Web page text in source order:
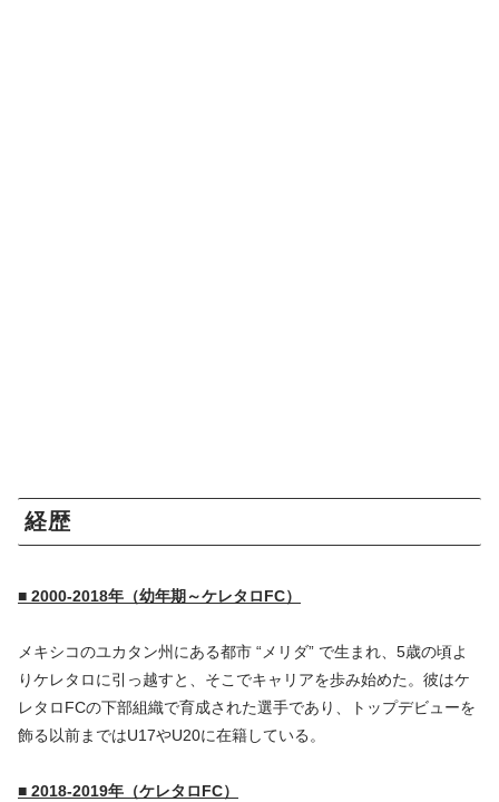
経歴
■ 2000-2018年（幼年期～ケレタロFC）
メキシコのユカタン州にある都市 “メリダ” で生まれ、5歳の頃よ
りケレタロに引っ越すと、そこでキャリアを歩み始めた。彼はケ
レタロFCの下部組織で育成された選手であり、トップデビューを
飾る以前まではU17やU20に在籍している。
■ 2018-2019年（ケレタロFC）